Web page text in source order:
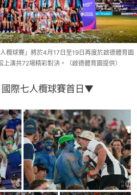
欖球賽」將於4月17日至19日再度於啟德體育園
演共72場精彩對決。（啟德體育園提供）
際七人欖球賽首日▼